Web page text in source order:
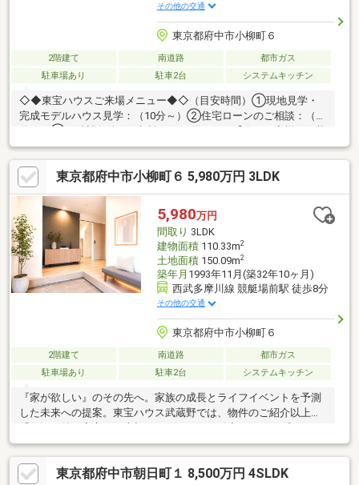
その他の交通
東京都府中市小柳町６
2階建て 南道路
都市ガス
駐車場あり
駐車2台 システムキッチン
◇◆東宝ハウスご来場メニュー◆◇（目安時間）①現地見学・
完成モデルハウス見学：（10分～）②住宅ローンのご相談：（30
況をお聞かせください】～◆新しいお家で○○○を叶えたい！◆毎
月支払う住居費って自分達はいくらなら大丈夫かな。。◆歳を重
ねてもずっと安心して暮らせる場所がいい！◆購入はしたいけ
ど、手続きとか税金とか色々心配。。期待も大きい反面、悩みや
不安も多いと思います。お客様と一緒にたくさん悩んできた私達
なので、なにか1つでも良いアドバイスができたらと思っていま
す。是非ご相談ください。
東京都府中市小柳町６ 5,980万円 3LDK
5,980万円
間取り 3LDK
建物面積110.33m2
土地面積150.09m2
築年月 1993年11月(築32年10ヶ月)
西武多摩川線 競艇場前駅 徒歩8分
その他の交通
東京都府中市小柳町６
2階建て 南道路
都市ガス
駐車場あり
駐車2台 システムキッチン
『家が欲しい』のその先へ。家族の成長とライフイベントを予測
した未来への提案。東宝ハウス武蔵野では、物件のご紹介以上に
ングで、お子様の教育費や老後資金まで見据えた最適な予算をご
提案。最新の住宅ローン動向に基づき「がん100％保障」や「50
年ローン」など、最適な銀行選びを徹底サポート。未来の自分に
東京都府中市朝日町１ 8,500万円 4SLDK